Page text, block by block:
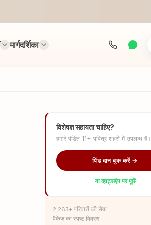
मार्गदर्शिका
विशेषज्ञ सहायता चाहिए?
हमारे पंडित 11+ पवित्र शहरों में उपलब्ध हैं।
पिंड दान बुक करें →
या व्हाट्सऐप पर पूछें
2,263+ परिवारों की सेवा
पैकेज का स्पष्ट विवरण